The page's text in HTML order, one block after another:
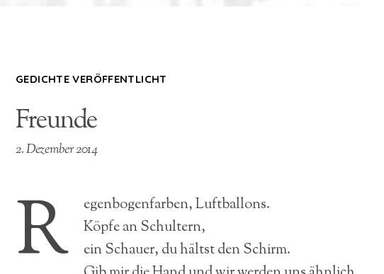
GEDICHTE VERÖFFENTLICHT
Freunde
2. Dezember 2014
R
egenbogenfarben, Luftballons.
Köpfe an Schultern,
ein Schauer, du hältst den Schirm.